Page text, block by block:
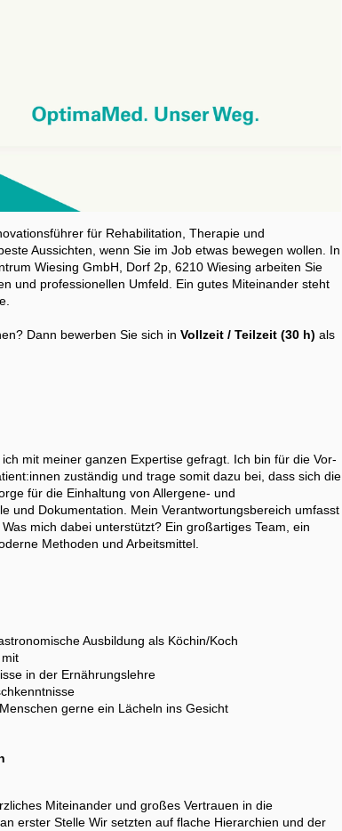
für Rehabilitation, Therapie und
Aussichten, wenn Sie im Job etwas bewegen wollen. In
Wiesing GmbH, Dorf 2p, 6210 Wiesing arbeiten Sie
und professionellen Umfeld. Ein gutes Miteinander steht
Dann bewerben Sie sich in Vollzeit / Teilzeit (30 h) als
mit meiner ganzen Expertise gefragt. Ich bin für die Vor-
zuständig und trage somit dazu bei, dass sich die
für die Einhaltung von Allergene- und
und Dokumentation. Mein Verantwortungsbereich umfasst
mich dabei unterstützt? Ein großartiges Team, ein
Methoden und Arbeitsmittel.
Ausbildung als Köchin/Koch
in der Ernährungslehre
gerne ein Lächeln ins Gesicht
Miteinander und großes Vertrauen in die
erster Stelle Wir setzten auf flache Hierarchien und der